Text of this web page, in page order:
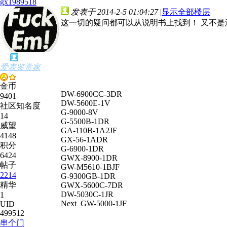
gx1989518
爱表鉴赏家
金币
9401
社区知名度
14
威望
4148
积分
6424
帖子
2214
精华
1
UID
499512
串个门
发表于 2014-2-5 01:04:27 |显示全部楼层
这一切的疑问都可以从说明书上找到！ 又不是
DW-6900CC-3DR
DW-5600E-1V
G-9000-8V
G-5500B-1DR
GA-110B-1A2JF
GX-56-1ADR
G-6900-1DR
GWX-8900-1DR
GW-M5610-1BJF
G-9300GB-1DR
GWX-5600C-7DR
DW-5030C-1JR
Next GW-5000-1JF